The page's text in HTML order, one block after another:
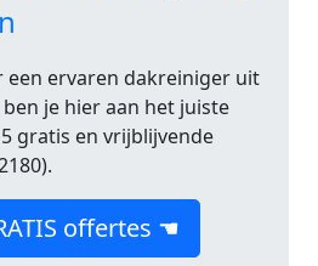
een ervaren dakreiniger uit
ben je hier aan het juiste
gratis en vrijblijvende
offertes ☚